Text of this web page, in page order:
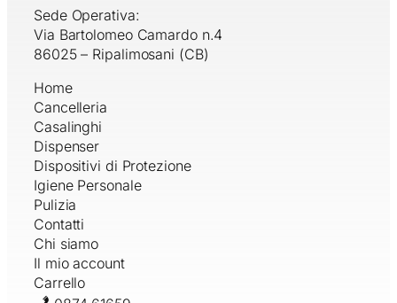
Sede Operativa:
Via Bartolomeo Camardo n.4
86025 – Ripalimosani (CB)
Home
Cancelleria
Casalinghi
Dispenser
Dispositivi di Protezione
Igiene Personale
Pulizia
Contatti
Chi siamo
Il mio account
Carrello